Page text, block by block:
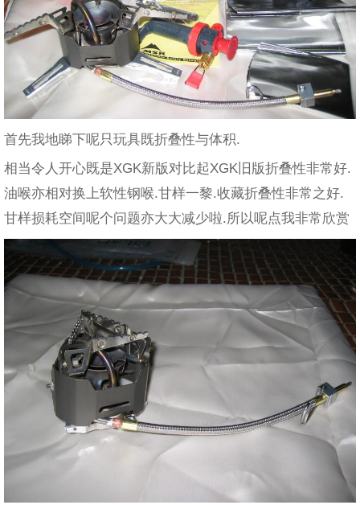
首先我地睇下呢只玩具既折叠性与体积.
相当令人开心既是XGK新版对比起XGK旧版折叠性非常好.
油喉亦相对换上软性钢喉.甘样一黎.收藏折叠性非常之好.
甘样损耗空间呢个问题亦大大减少啦.所以呢点我非常欣赏